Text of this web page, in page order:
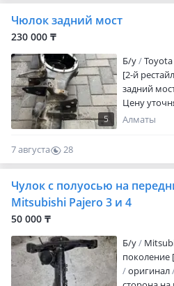
250, ES250-
Discovery,
время 24/7
Чюлок задний мост
230 000 ₸
5
Б/y
Toyota
[2-й
задний
Цену
Алматы
7 августа
28
0
Чулок с полуосью на
Mitsubishi Pajero 3 и 4
50 000 ₸
Б/y
поколение
оригинал